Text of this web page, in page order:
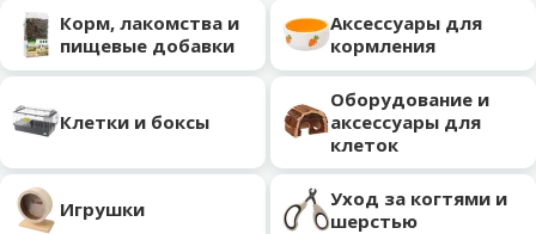
ПодкатегорияКорм, лакомства и
пищевые добавки
Аксессуары для
кормления
Клетки и боксы
Оборудование и
аксессуары для
клеток
Игрушки
Уход за когтями и
шерстью